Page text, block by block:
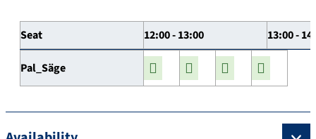
Seat 12:00 - 13:00 13:00 -
Pal_Säge